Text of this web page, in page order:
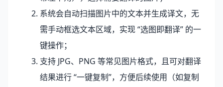
系统会自动扫描图片中的文本并生成译文，无
需手动框选文本区域，实现 “选图即翻译” 的一
键操作；
支持 JPG、PNG 等常见图片格式，且可对翻译
结果进行 “一键复制”，方便后续使用（如复制